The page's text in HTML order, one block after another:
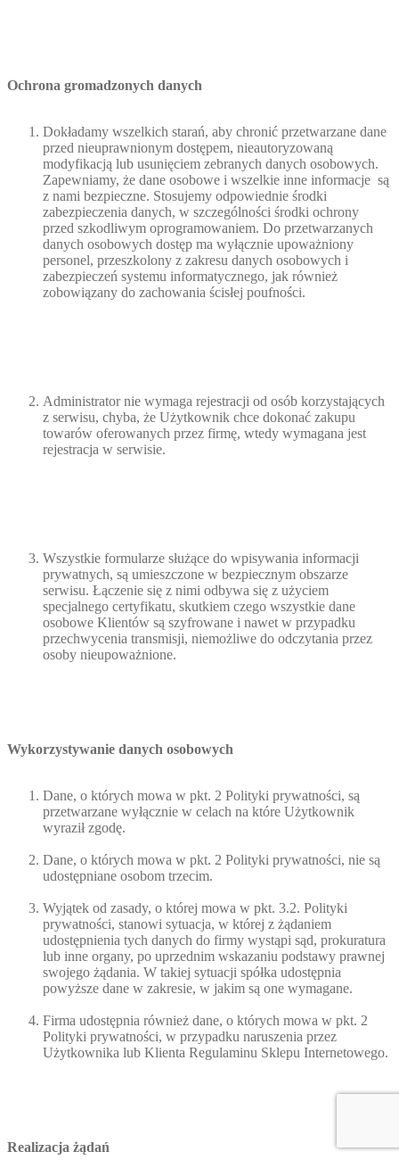
Ochrona gromadzonych danych
Dokładamy wszelkich starań, aby chronić przetwarzane dane
przed nieuprawnionym dostępem, nieautoryzowaną
modyfikacją lub usunięciem zebranych danych osobowych.
Zapewniamy, że dane osobowe i wszelkie inne informacje są
z nami bezpieczne. Stosujemy odpowiednie środki
zabezpieczenia danych, w szczególności środki ochrony
przed szkodliwym oprogramowaniem. Do przetwarzanych
danych osobowych dostęp ma wyłącznie upoważniony
personel, przeszkolony z zakresu danych osobowych i
zabezpieczeń systemu informatycznego, jak również
zobowiązany do zachowania ścisłej poufności.
Administrator nie wymaga rejestracji od osób korzystających
z serwisu, chyba, że Użytkownik chce dokonać zakupu
towarów oferowanych przez firmę, wtedy wymagana jest
rejestracja w serwisie.
Wszystkie formularze służące do wpisywania informacji
prywatnych, są umieszczone w bezpiecznym obszarze
serwisu. Łączenie się z nimi odbywa się z użyciem
specjalnego certyfikatu, skutkiem czego wszystkie dane
osobowe Klientów są szyfrowane i nawet w przypadku
przechwycenia transmisji, niemożliwe do odczytania przez
osoby nieupoważnione.
Wykorzystywanie danych osobowych
Dane, o których mowa w pkt. 2 Polityki prywatności, są
przetwarzane wyłącznie w celach na które Użytkownik
wyraził zgodę.
Dane, o których mowa w pkt. 2 Polityki prywatności, nie są
udostępniane osobom trzecim.
Wyjątek od zasady, o której mowa w pkt. 3.2. Polityki
prywatności, stanowi sytuacja, w której z żądaniem
udostępnienia tych danych do firmy wystąpi sąd, prokuratura
lub inne organy, po uprzednim wskazaniu podstawy prawnej
swojego żądania. W takiej sytuacji spółka udostępnia
powyższe dane w zakresie, w jakim są one wymagane.
Firma udostępnia również dane, o których mowa w pkt. 2
Polityki prywatności, w przypadku naruszenia przez
Użytkownika lub Klienta Regulaminu Sklepu Internetowego.
Realizacja żądań